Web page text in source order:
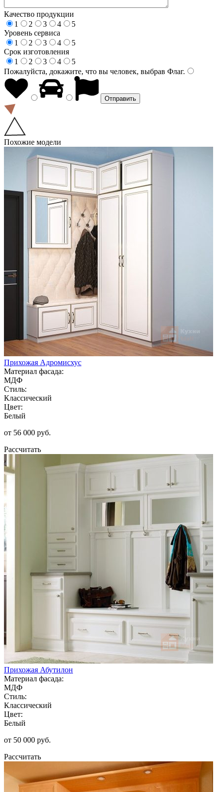
Качество продукции
1
2 3 4
5
Уровень сервиса
1
2 3 4
5
Срок изготовления
1
2 3 4
5
Пожалуйста, докажите, что вы человек, выбрав Флаг.
Похожие модели
Прихожая Адромисхус
Материал фасада:
МДФ
Стиль:
Классический
Цвет:
Белый
от 56 000 руб.
Рассчитать
Прихожая Абутилон
Материал фасада:
МДФ
Стиль:
Классический
Цвет:
Белый
от 50 000 руб.
Рассчитать